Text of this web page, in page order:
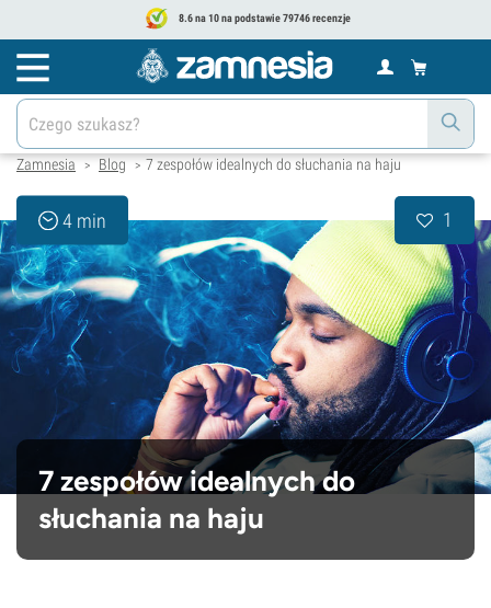
8.6 na 10 na podstawie 79746 recenzje
Zamnesia > Blog > 7 zespołów idealnych do słuchania na haju
4 min 1
7 zespołów idealnych do
słuchania na haju